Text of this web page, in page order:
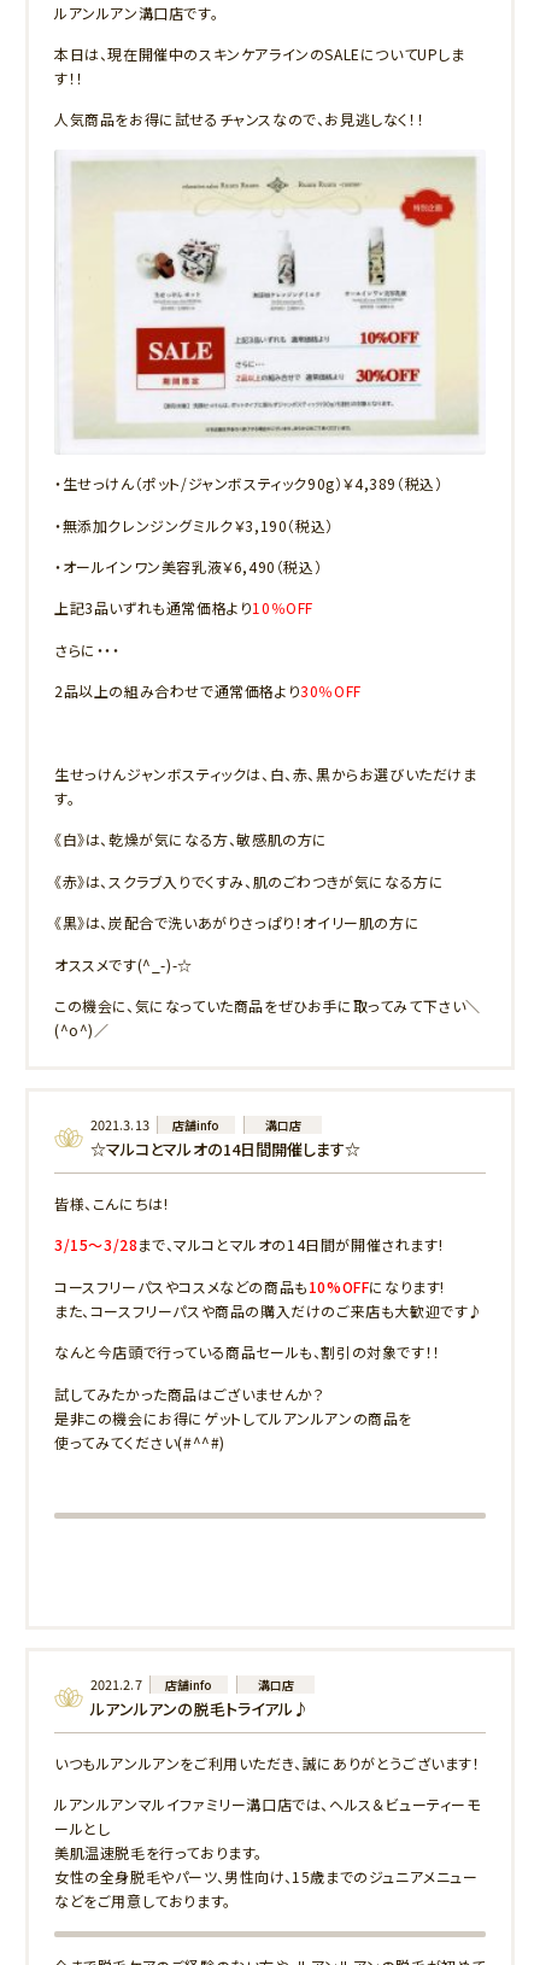
ルアンルアン溝口店です。
本日は、現在開催中のスキンケアラインのSALEについてUPしま
す！！
人気商品をお得に試せるチャンスなので、お見逃しなく！！
・生せっけん（ポット/ジャンボスティック90g）￥4,389（税込）
・無添加クレンジングミルク￥3,190（税込）
・オールインワン美容乳液￥6,490（税込）
上記3品いずれも通常価格より10％OFF
さらに・・・
2品以上の組み合わせで通常価格より30％OFF
生せっけんジャンボスティックは、白、赤、黒からお選びいただけま
す。
《白》は、乾燥が気になる方、敏感肌の方に
《赤》は、スクラブ入りでくすみ、肌のごわつきが気になる方に
《黒》は、炭配合で洗いあがりさっぱり！オイリー肌の方に
オススメです(^_-)-☆
この機会に、気になっていた商品をぜひお手に取ってみて下さい＼
(^o^)／
2021.3.13 店舗info 溝口店
☆マルコとマルオの14日間開催します☆
皆様、こんにちは!
3/15～3/28まで、マルコとマルオの14日間が開催されます!
コースフリーパスやコスメなどの商品も10%OFFになります!
また、コースフリーパスや商品の購入だけのご来店も大歓迎です♪
なんと今店頭で行っている商品セールも、割引の対象です！！
試してみたかった商品はございませんか？
是非この機会にお得にゲットしてルアンルアンの商品を
使ってみてください(#^^#)
2021.2.7 店舗info 溝口店
ルアンルアンの脱毛トライアル♪
いつもルアンルアンをご利用いただき、誠にありがとうございます！
ルアンルアンマルイファミリー溝口店では、ヘルス＆ビューティーモ
ールとし
美肌温速脱毛を行っております。
女性の全身脱毛やパーツ、男性向け、15歳までのジュニアメニュー
などをご用意しております。